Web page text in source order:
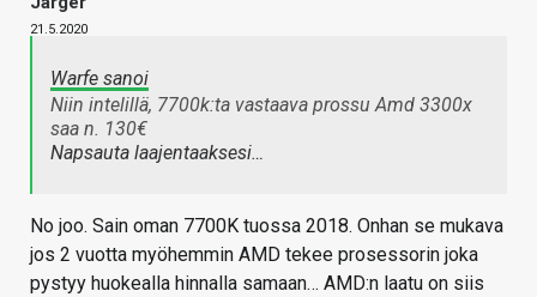
21.5.2020
Warfe sanoi
Niin intelillä, 7700k:ta vastaava prossu Amd 3300x
saa n. 130€
Napsauta laajentaaksesi…
No joo. Sain oman 7700K tuossa 2018. Onhan se mukava
jos 2 vuotta myöhemmin AMD tekee prosessorin joka
pystyy huokealla hinnalla samaan… AMD:n laatu on siis